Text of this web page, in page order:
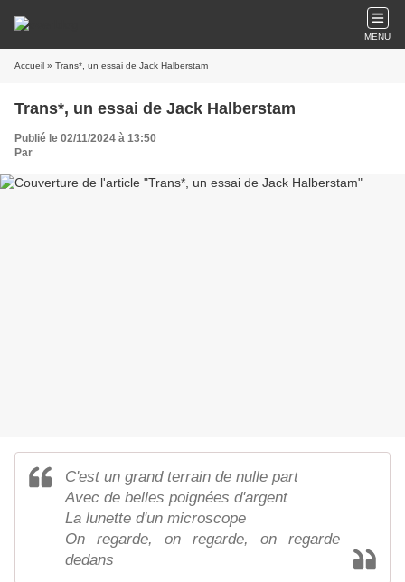
MENU
Accueil » Trans*, un essai de Jack Halberstam
Trans*, un essai de Jack Halberstam
Publié le 02/11/2024 à 13:50
Par
C'est un grand terrain de nulle part
Avec de belles poignées d'argent
La lunette d'un microscope
On regarde, on regarde, on regarde
dedans